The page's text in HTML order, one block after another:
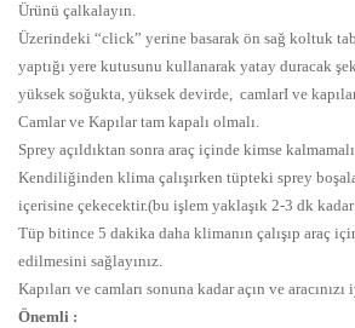
Ürünü çalkalayın.
Üzerindeki “click” yerine basarak ön sağ koltuk
yaptığı yere kutusunu kullanarak yatay duracak
yüksek soğukta, yüksek devirde, camlarI ve
Camlar ve Kapılar tam kapalı olmalı.
Sprey açıldıktan sonra araç içinde kimse
Kendiliğinden klima çalışırken tüpteki sprey
içerisine çekecektir.(bu işlem yaklaşık 2-3 dk kadar
Tüp bitince 5 dakika daha klimanın çalışıp araç
edilmesini sağlayınız.
Kapıları ve camları sonuna kadar açın ve
Önemli :